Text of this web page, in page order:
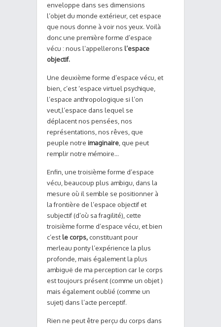
enveloppe dans ses dimensions
l’objet du monde extérieur, cet espace
que nous donne à voir nos yeux. Voilà
donc une première forme d’espace
vécu : nous l’appellerons l’espace
objectif.
Une deuxième forme d’espace vécu, et
bien, c’est ‘espace virtuel psychique,
l’espace anthropologique si l’on
veut,l’espace dans lequel se
déplacent nos pensées, nos
représentations, nos rêves, que
peuple notre imaginaire, que peut
remplir notre mémoire…
Enfin, une troisième forme d’espace
vécu, beaucoup plus ambigu, dans la
mesure où il semble se positionner à
la frontière de l’espace objectif et
subjectif (d’où sa fragilité), cette
troisième forme d’espace vécu, et bien
c’estle corps, constituant pour
merleau ponty l’expérience la plus
profonde, mais également la plus
ambiguë de ma perception car le corps
est toujours présent (comme un objet )
mais également oublié (comme un
sujet) dans l’acte perceptif.
Rien ne peut être perçu du corps dans